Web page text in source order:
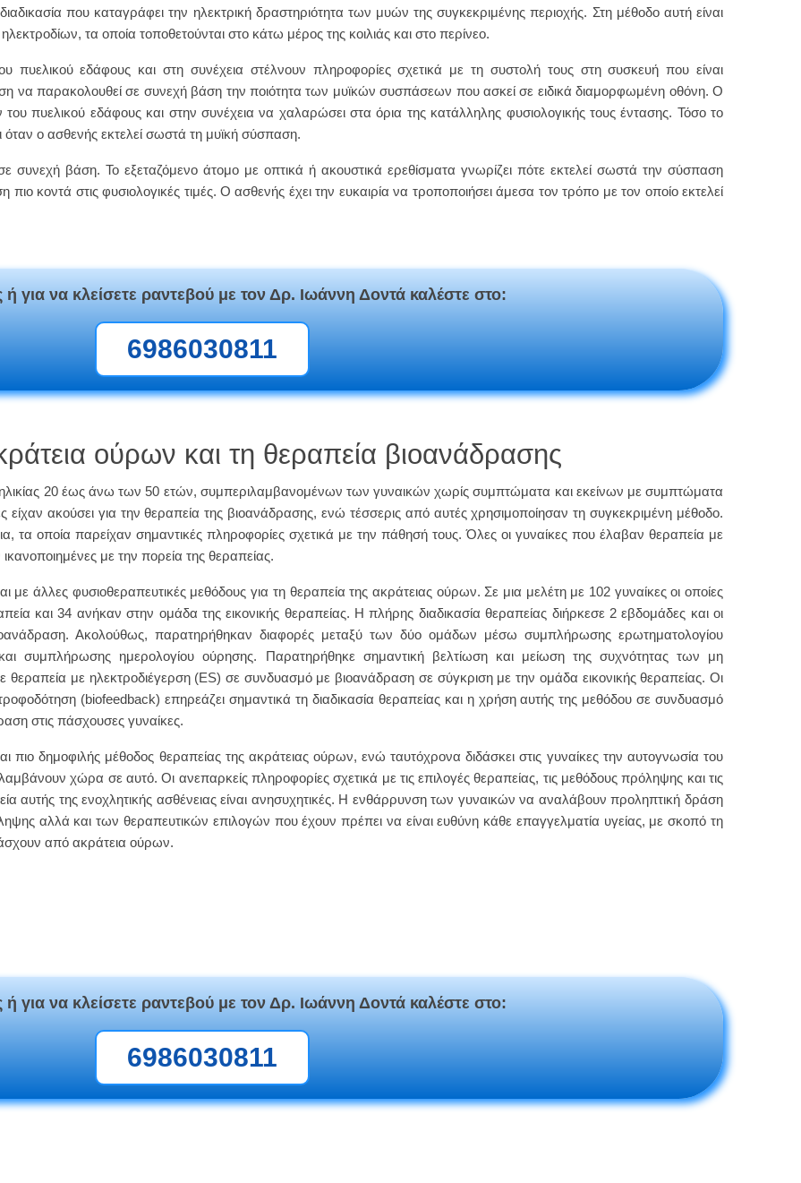
που καταγράφει την ηλεκτρική δραστηριότητα των μυών της συγκεκριμένης περιοχής. Στη μέθοδο αυτή είναι
τα οποία τοποθετούνται στο κάτω μέρος της κοιλιάς και στο περίνεο.
εδάφους και στη συνέχεια στέλνουν πληροφορίες σχετικά με τη συστολή τους στη συσκευή που είναι
να παρακολουθεί σε συνεχή βάση την ποιότητα των μυϊκών συσπάσεων που ασκεί σε ειδικά διαμορφωμένη οθόνη. Ο
πυελικού εδάφους και στην συνέχεια να χαλαρώσει στα όρια της κατάλληλης φυσιολογικής τους έντασης. Τόσο το
όταν ο ασθενής εκτελεί σωστά τη μυϊκή σύσπαση.
συνεχή βάση. Το εξεταζόμενο άτομο με οπτικά ή ακουστικά ερεθίσματα γνωρίζει πότε εκτελεί σωστά την σύσπαση
κοντά στις φυσιολογικές τιμές. Ο ασθενής έχει την ευκαιρία να τροποποιήσει άμεσα τον τρόπο με τον οποίο εκτελεί
για να κλείσετε ραντεβού με τον Δρ. Ιωάννη Δοντά καλέστε στο:
6986030811
ούρων και τη θεραπεία βιοανάδρασης
20 έως άνω των 50 ετών, συμπεριλαμβανομένων των γυναικών χωρίς συμπτώματα και εκείνων με συμπτώματα
είχαν ακούσει για την θεραπεία της βιοανάδρασης, ενώ τέσσερις από αυτές χρησιμοποίησαν τη συγκεκριμένη μέθοδο.
τα οποία παρείχαν σημαντικές πληροφορίες σχετικά με την πάθησή τους. Όλες οι γυναίκες που έλαβαν θεραπεία με
με την πορεία της θεραπείας.
άλλες φυσιοθεραπευτικές μεθόδους για τη θεραπεία της ακράτειας ούρων. Σε μια μελέτη με 102 γυναίκες οι οποίες
και 34 ανήκαν στην ομάδα της εικονικής θεραπείας. Η πλήρης διαδικασία θεραπείας διήρκεσε 2 εβδομάδες και οι
Ακολούθως, παρατηρήθηκαν διαφορές μεταξύ των δύο ομάδων μέσω συμπλήρωσης ερωτηματολογίου
συμπλήρωσης ημερολογίου ούρησης. Παρατηρήθηκε σημαντική βελτίωση και μείωση της συχνότητας των μη
με ηλεκτροδιέγερση (ES) σε συνδυασμό με βιοανάδραση σε σύγκριση με την ομάδα εικονικής θεραπείας. Οι
(biofeedback) επηρεάζει σημαντικά τη διαδικασία θεραπείας και η χρήση αυτής της μεθόδου σε συνδυασμό
στις πάσχουσες γυναίκες.
πιο δημοφιλής μέθοδος θεραπείας της ακράτειας ούρων, ενώ ταυτόχρονα διδάσκει στις γυναίκες την αυτογνωσία του
χώρα σε αυτό. Οι ανεπαρκείς πληροφορίες σχετικά με τις επιλογές θεραπείας, τις μεθόδους πρόληψης και τις
αυτής της ενοχλητικής ασθένειας είναι ανησυχητικές. Η ενθάρρυνση των γυναικών να αναλάβουν προληπτική δράση
αλλά και των θεραπευτικών επιλογών που έχουν πρέπει να είναι ευθύνη κάθε επαγγελματία υγείας, με σκοπό τη
από ακράτεια ούρων.
για να κλείσετε ραντεβού με τον Δρ. Ιωάννη Δοντά καλέστε στο:
6986030811